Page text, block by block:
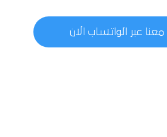
عبر الواتساب الان